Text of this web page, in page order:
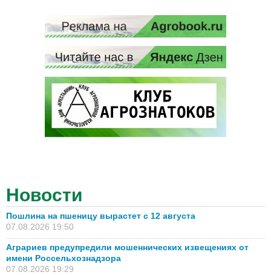
Новости
Пошлина на пшеницу вырастет с 12 августа
07.08.2026 19:50
Аграриев предупредили мошеннических извещениях от
имени Россельхознадзора
07.08.2026 19:29